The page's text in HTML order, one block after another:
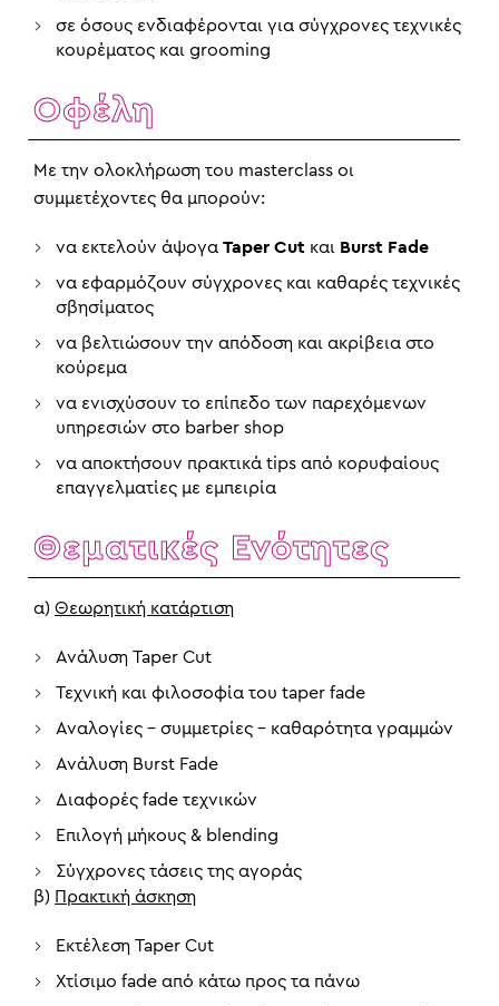
σε όσους ενδιαφέρονται για σύγχρονες τεχνικές
κουρέματος και grooming
Οφέλη
Με την ολοκλήρωση του masterclass οι
συμμετέχοντες θα μπορούν:
να εκτελούν άψογα Taper Cut και Burst Fade
να εφαρμόζουν σύγχρονες και καθαρές τεχνικές
σβησίματος
να βελτιώσουν την απόδοση και ακρίβεια στο
κούρεμα
να ενισχύσουν το επίπεδο των παρεχόμενων
υπηρεσιών στο barber shop
να αποκτήσουν πρακτικά tips από κορυφαίους
επαγγελματίες με εμπειρία
Θεματικές Ενότητες
α) Θεωρητική κατάρτιση
Ανάλυση Taper Cut
Τεχνική και φιλοσοφία του taper fade
Αναλογίες – συμμετρίες – καθαρότητα γραμμών
Ανάλυση Burst Fade
Διαφορές fade τεχνικών
Επιλογή μήκους & blending
Σύγχρονες τάσεις της αγοράς
β) Πρακτική άσκηση
Εκτέλεση Taper Cut
Χτίσιμο fade από κάτω προς τα πάνω